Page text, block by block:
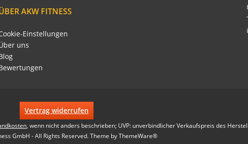
AKW FITNESS
Einstellungen
uns
Vertrag widerrufen
, wenn nicht anders beschrieben; UVP: unverbindlicher Verkaufspreis des
GmbH - All Rights Reserved. Theme byThemeWare®